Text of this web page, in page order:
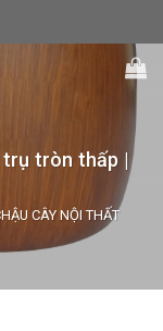
trụ tròn thấp |
CÂY NỘI THẤT